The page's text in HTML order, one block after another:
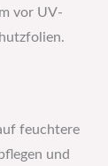
vor UV-
feuchtere
und